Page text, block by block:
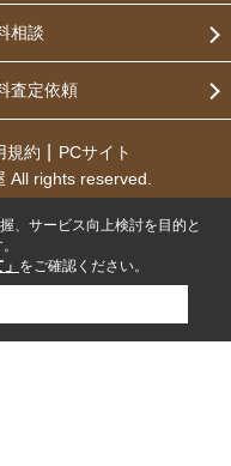
相談
査定依頼
規約
PCサイト
All rights reserved.
、サービス向上検討を目的と
をご確認ください。